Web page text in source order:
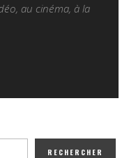
au cinéma, à la
RECHERCHER